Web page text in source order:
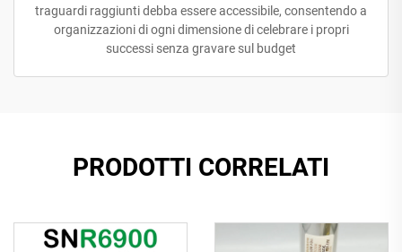
traguardi raggiunti debba essere accessibile, consentendo a
organizzazioni di ogni dimensione di celebrare i propri
successi senza gravare sul budget
PRODOTTI CORRELATI